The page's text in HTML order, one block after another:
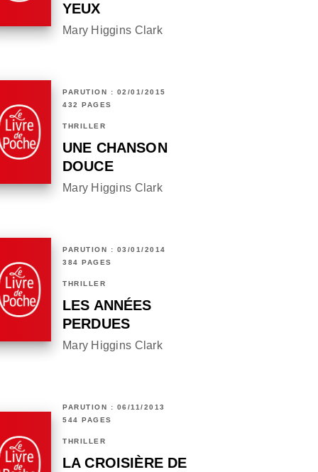
YEUX
Mary Higgins Clark
PARUTION : 02/01/2015
432 PAGES
THRILLER
UNE CHANSON
DOUCE
Mary Higgins Clark
PARUTION : 03/01/2014
384 PAGES
THRILLER
LES ANNÉES
PERDUES
Mary Higgins Clark
PARUTION : 06/11/2013
544 PAGES
THRILLER
LA CROISIÈRE DE